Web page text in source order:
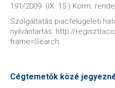
191/2009. (IX. 15.) Korm.
Szolgáltatás piacfelügeleti
nyilvántartás: http://
frame=Search
Cégtemetők közé